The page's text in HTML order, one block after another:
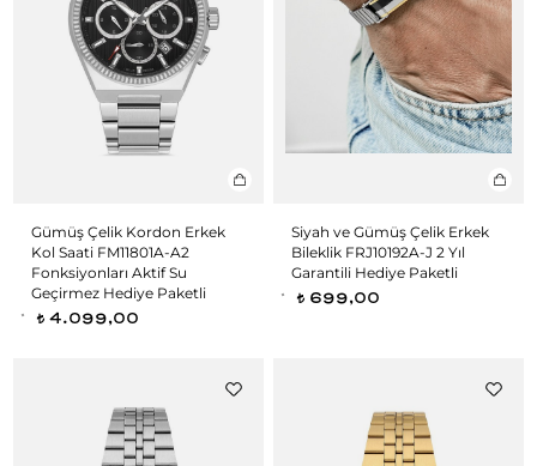
Gümüş Çelik Kordon Erkek
Kol Saati FM11801A-A2
Fonksiyonları Aktif Su
Geçirmez Hediye Paketli
t 4.099,00
Siyah ve Gümüş Çelik Erkek
Bileklik FRJ10192A-J 2 Yıl
Garantili Hediye Paketli
t 699,00